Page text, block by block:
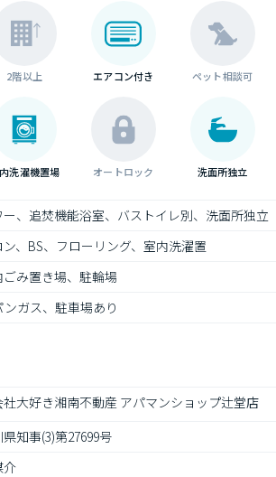
2階以上 エアコン付き ペット相談可
洗濯機置場 オートロック 洗面所独立
ー、追焚機能浴室、バストイレ別、洗面所独立
ン、BS、フローリング、室内洗濯置
ごみ置き場、駐輪場
ンガス、駐車場あり
大好き湘南不動産 アパマンショップ辻堂店
知事(3)第27699号
介